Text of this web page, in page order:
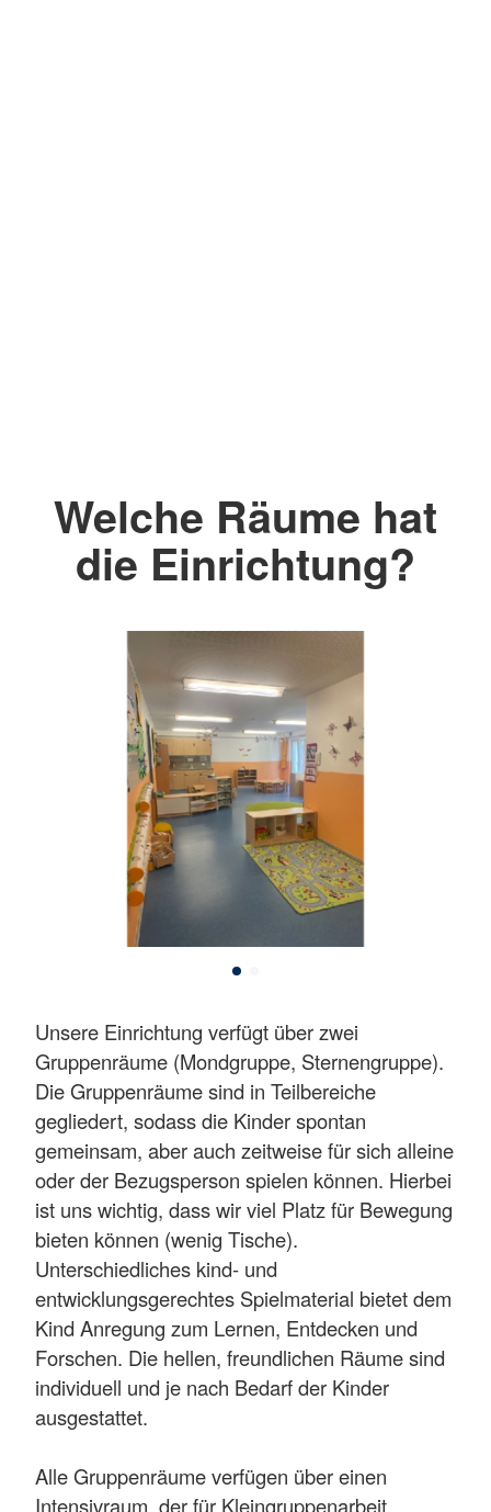
Welche Räume hat
die Einrichtung?
Unsere Einrichtung verfügt über zwei
Gruppenräume (Mondgruppe, Sternengruppe).
Die Gruppenräume sind in Teilbereiche
gegliedert, sodass die Kinder spontan
gemeinsam, aber auch zeitweise für sich alleine
oder der Bezugsperson spielen können. Hierbei
ist uns wichtig, dass wir viel Platz für Bewegung
bieten können (wenig Tische).
Unterschiedliches kind- und
entwicklungsgerechtes Spielmaterial bietet dem
Kind Anregung zum Lernen, Entdecken und
Forschen. Die hellen, freundlichen Räume sind
individuell und je nach Bedarf der Kinder
ausgestattet.
Alle Gruppenräume verfügen über einen
Intensivraum, der für Kleingruppenarbeit,